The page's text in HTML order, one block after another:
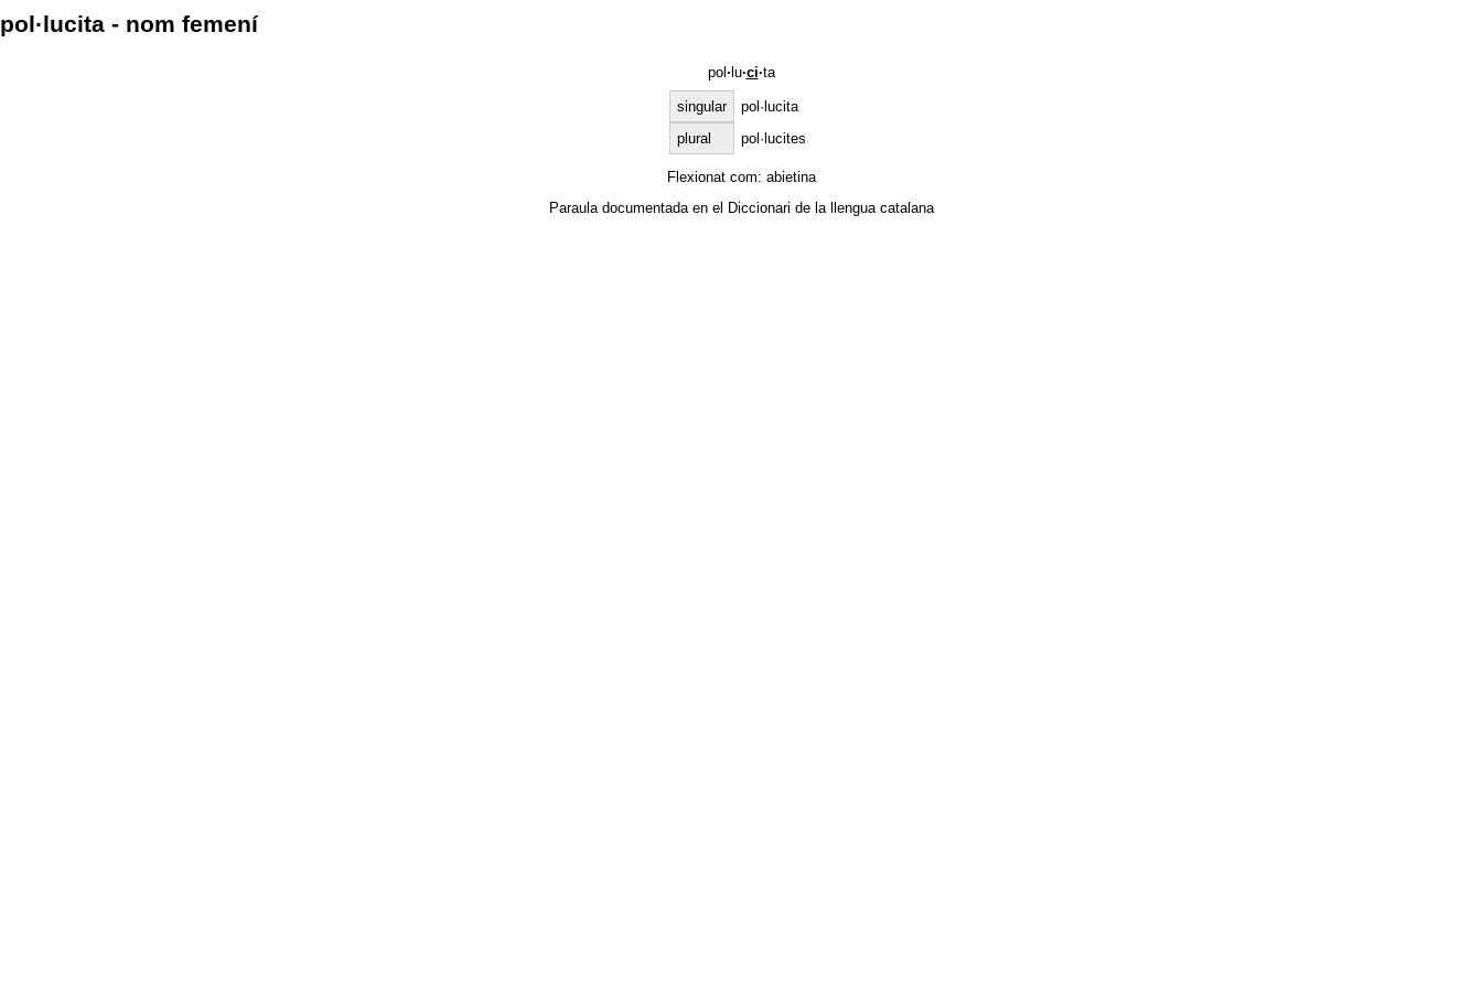
pol·lucita - nom femení
pol · lu·ci·ta
singular
pol·lucita
plural
pol·lucites
Flexionat com: abietina
Paraula documentada en el Diccionari de la llengua catalana